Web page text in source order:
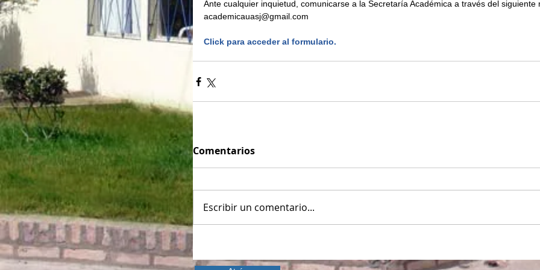
Ante cualquier inquietud, comunicarse a la Secretaría Académica a través del siguiente
academicauasj@gmail.com
Click para acceder al formulario.
Comentarios
Escribir un comentario...